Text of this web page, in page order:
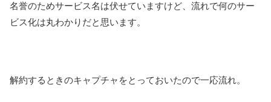
名誉のためサービス名は伏せていますけど、流れで何のサー
ビス化は丸わかりだと思います。
解約するときのキャプチャをとっておいたので一応流れ。